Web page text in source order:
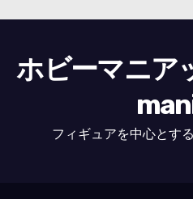
ホビーマニア
フィギュアを中心とす